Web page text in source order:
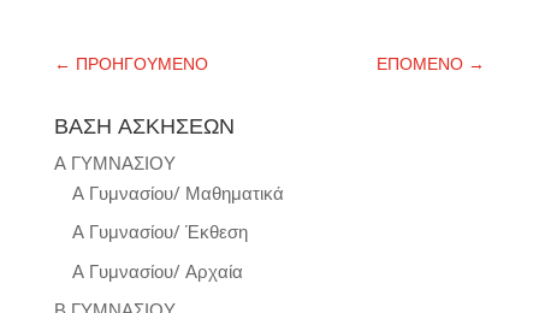
← ΠΡΟΗΓΟΥΜΕΝΟ ΕΠΟΜΕΝΟ →
ΒΑΣΗ ΑΣΚΗΣΕΩΝ
Α ΓΥΜΝΑΣΙΟΥ
Α Γυμνασίου/ Μαθηματικά
Α Γυμνασίου/ Έκθεση
Α Γυμνασίου/ Αρχαία